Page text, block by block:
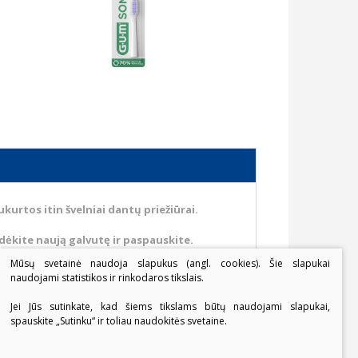
itin švelniai dantų priežiūrai.
naują galvutę ir paspauskite.
Mūsų svetainė naudoja slapukus (angl. cookies). Šie slapukai
naudojami statistikos ir rinkodaros tikslais.
Jei Jūs sutinkate, kad šiems tikslams būtų naudojami slapukai,
spauskite „Sutinku“ ir toliau naudokitės svetaine.